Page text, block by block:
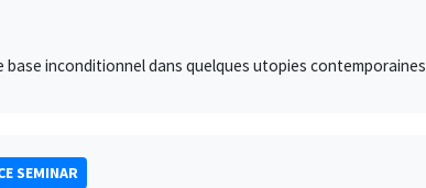
base inconditionnel dans quelques utopies contemporaines
SEMINAR